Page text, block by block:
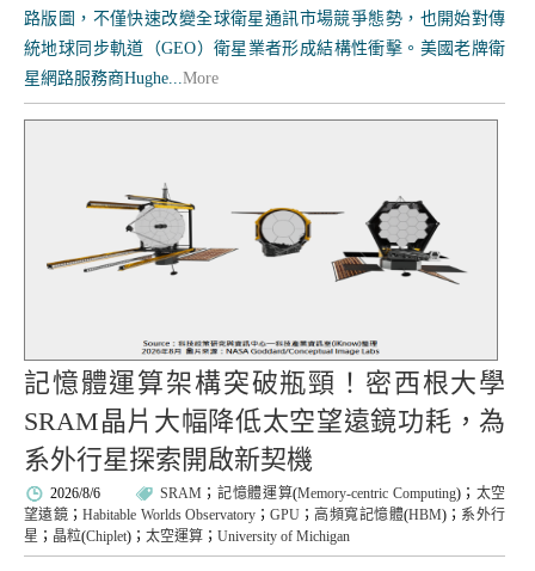
路版圖，不僅快速改變全球衛星通訊市場競爭態勢，也開始對傳
統地球同步軌道（GEO）衛星業者形成結構性衝擊。美國老牌衛
星網路服務商Hughe...More
記憶體運算架構突破瓶頸！密西根大學
SRAM晶片大幅降低太空望遠鏡功耗，為
系外行星探索開啟新契機
2026/8/6 SRAM ； 記憶體運算(Memory-centric Computing)； 太空
望遠鏡 ；Habitable Worlds Observatory ；GPU ； 高頻寬記憶體(HBM)； 系外行
星 ； 晶粒(Chiplet)； 太空運算 ； University of Michigan